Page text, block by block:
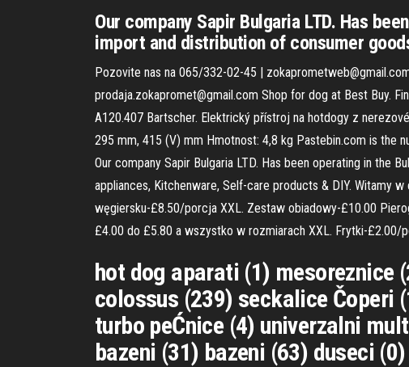
Our company Sapir Bulgaria LTD. Has
import and distribution of consumer
Pozovite nas na 065/332-02-45 |
prodaja.zokapromet@gmail.com Shop for dog at Best Buy.
A120.407 Bartscher. Elektrický přístroj na hotdogy z
295 mm, 415 (V) mm Hmotnost: 4,8 kg Pastebin.com is the
Our company Sapir Bulgaria LTD. Has been operating in the
appliances, Kitchenware, Self-care products & DIY. Witamy
węgiersku-£8.50/porcja XXL. Zestaw obiadowy-£10.00
£4.00 do £5.80 a wszystko w rozmiarach XXL. Frytki-£2.00/
hot dog aparati (1) mesoreznice
colossus (239) seckalice
turbo peĆnice (4) univerzalni
bazeni (31) bazeni (63) duseci